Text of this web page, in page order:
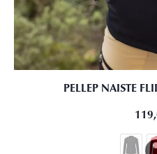
PELLEP NAISTE